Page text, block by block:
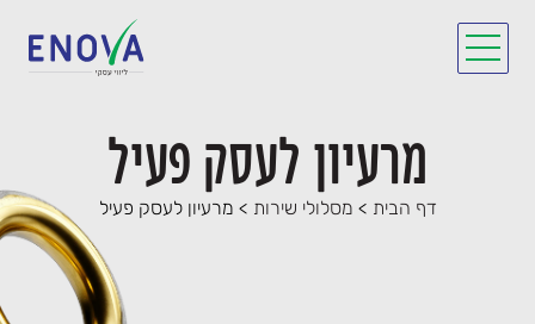
מרעיון לעסק פעיל
דף הבית > מסלולי שירות > מרעיון לעסק פעיל